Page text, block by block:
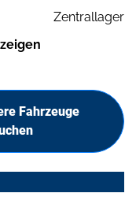
Zentrallager
Fahrzeuge